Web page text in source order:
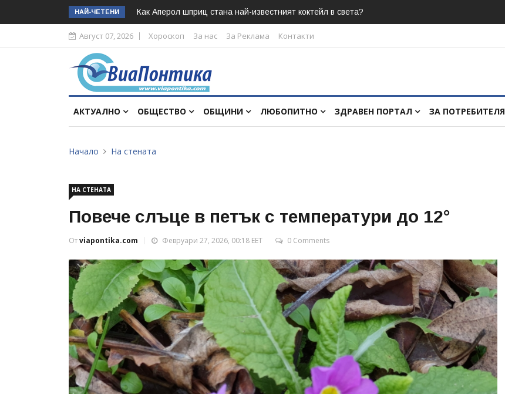
НАЙ-ЧЕТЕНИ Как Аперол шприц стана най-известният коктейл в света?
Август 07, 2026 Хороскоп За нас За Реклама Контакти
АКТУАЛНО ОБЩЕСТВО ОБЩИНИ ЛЮБОПИТНО ЗДРАВЕН ПОРТАЛ ЗА ПОТРЕБИТЕЛЯ
Начало На стената
НА СТЕНАТА
Повече слъце в петък с температури до 12°
Отviapontika.com Февруари 27, 2026, 00:18 EET 0 Comments